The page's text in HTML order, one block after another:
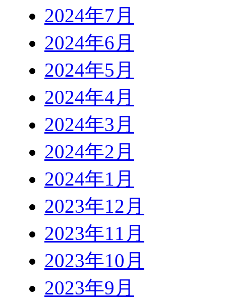
2024年7月
2024年6月
2024年5月
2024年4月
2024年3月
2024年2月
2024年1月
2023年12月
2023年11月
2023年10月
2023年9月